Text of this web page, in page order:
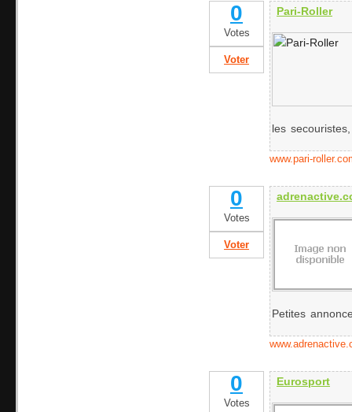
0
Votes
Voter
Pari-Roller
les
www.pari-
0
Votes
Voter
Petites
0
Votes
Eurosport